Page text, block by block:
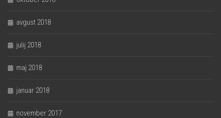
avgust 2018
julij 2018
maj 2018
januar 2018
november 2017